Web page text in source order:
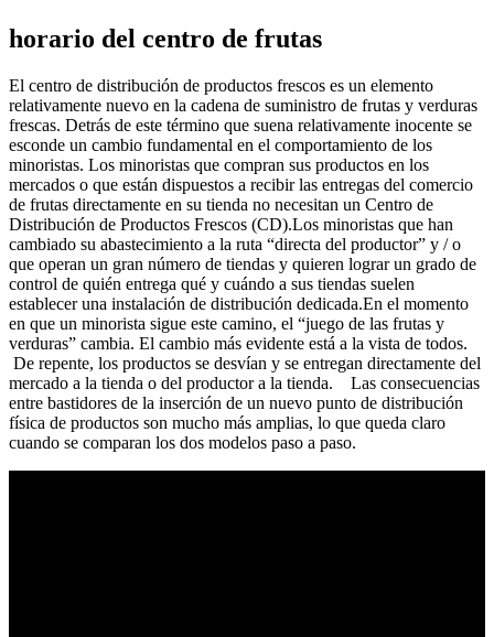
horario del centro de frutas
El centro de distribución de productos frescos es un elemento
relativamente nuevo en la cadena de suministro de frutas y verduras
frescas. Detrás de este término que suena relativamente inocente se
esconde un cambio fundamental en el comportamiento de los
minoristas. Los minoristas que compran sus productos en los
mercados o que están dispuestos a recibir las entregas del comercio
de frutas directamente en su tienda no necesitan un Centro de
Distribución de Productos Frescos (CD).Los minoristas que han
cambiado su abastecimiento a la ruta “directa del productor” y / o
que operan un gran número de tiendas y quieren lograr un grado de
control de quién entrega qué y cuándo a sus tiendas suelen
establecer una instalación de distribución dedicada.En el momento
en que un minorista sigue este camino, el “juego de las frutas y
verduras” cambia. El cambio más evidente está a la vista de todos.
De repente, los productos se desvían y se entregan directamente del
mercado a la tienda o del productor a la tienda. Las consecuencias
entre bastidores de la inserción de un nuevo punto de distribución
física de productos son mucho más amplias, lo que queda claro
cuando se comparan los dos modelos paso a paso.